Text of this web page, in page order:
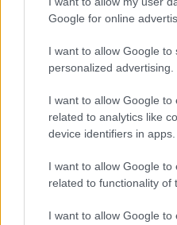
Google for online
I want to allow Google to
personalized advertising.
I want to allow Google to
related to analytics like
device identifiers in apps.
I want to allow Google to
related to functionality of
I want to allow Google to
esőenyomait és Dark
Streaking Grime is